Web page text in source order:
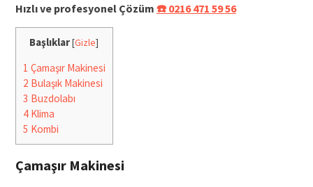
Hızlı ve profesyonel Çözüm ☎️ 0216 471 59 56
Başlıklar[Gizle]
1 Çamaşır Makinesi
2 Bulaşık Makinesi
3 Buzdolabı
4Klima
5 Kombi
Çamaşır Makinesi